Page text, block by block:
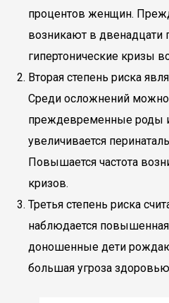
процентов женщин.
возникают в двенадцати
гипертонические кризы
Вторая степень риска
Среди осложнений можно
преждевременные роды
увеличивается
Повышается частота
кризов.
Третья степень риска
наблюдается повышенная
доношенные дети
большая угроза